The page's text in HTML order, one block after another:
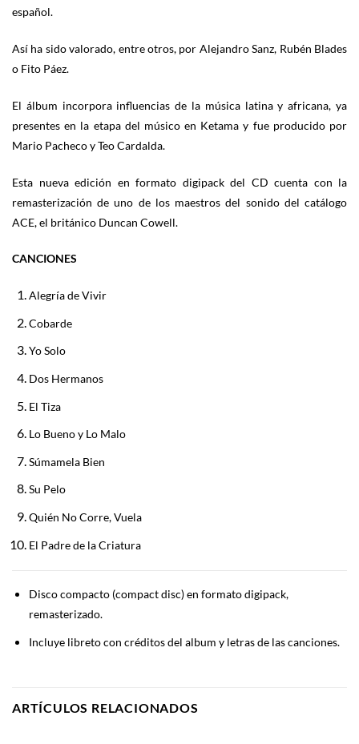
español.
Así ha sido valorado, entre otros, por Alejandro Sanz, Rubén Blades
o Fito Páez.
El álbum incorpora influencias de la música latina y africana, ya
presentes en la etapa del músico en Ketama y fue producido por
Mario Pacheco y Teo Cardalda.
Esta nueva edición en formato digipack del CD cuenta con la
remasterización de uno de los maestros del sonido del catálogo
ACE, el británico Duncan Cowell.
CANCIONES
Alegría de Vivir
Cobarde
Yo Solo
Dos Hermanos
El Tiza
Lo Bueno y Lo Malo
Súmamela Bien
Su Pelo
Quién No Corre, Vuela
El Padre de la Criatura
Disco compacto (compact disc) en formato digipack,
remasterizado.
Incluye libreto con créditos del album y letras de las canciones.
ARTÍCULOS RELACIONADOS